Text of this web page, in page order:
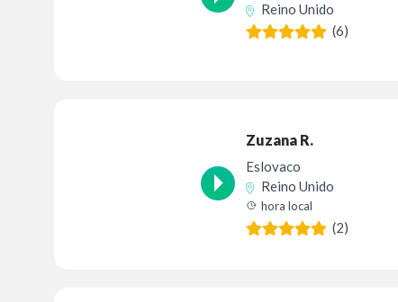
Reino Unido
(6)
Zuzana R.
Eslovaco
Reino Unido
hora local
(2)